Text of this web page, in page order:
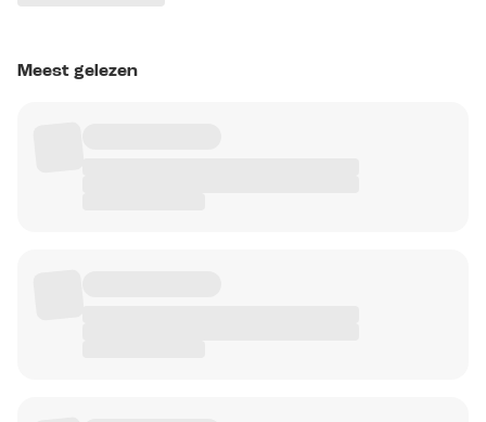
Meest gelezen